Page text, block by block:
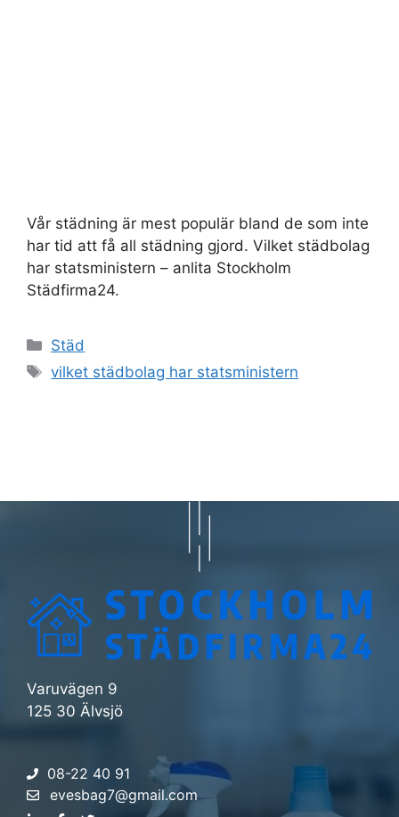
Vår städning är mest populär bland de som inte
har tid att få all städning gjord. Vilket städbolag
har statsministern – anlita Stockholm
Städfirma24.
Kategorier
Städ
Etiketter
vilket städbolag har statsministern
Varuvägen 9
125 30 Älvsjö
08-22 40 91
evesbag7@gmail.com